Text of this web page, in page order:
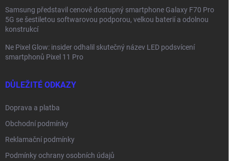
Samsung představil cenově dostupný smartphone Galaxy F70 Pro
5G se šestiletou softwarovou podporou, velkou baterií a odolnou
konstrukcí
Ne Pixel Glow: insider odhalil skutečný název LED podsvícení
smartphonů Pixel 11 Pro
DŮLEŽITÉ ODKAZY
Doprava a platba
Obchodní podmínky
Reklamační podmínky
Podmínky ochrany osobních údajů